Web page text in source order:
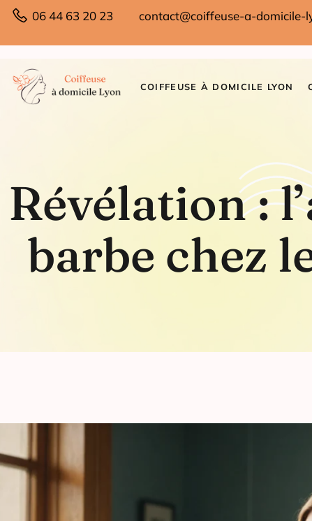
06 44 63 20 23 contact@coiffeuse-a-domicile-
COIFFEUSE À DOMICILE LYON
Révélation :
barbe chez